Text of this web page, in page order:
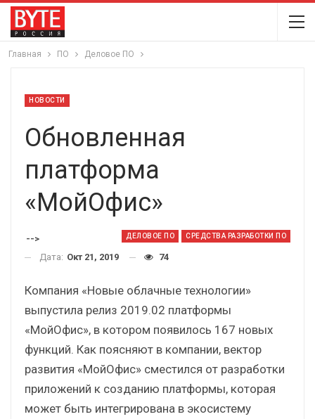
Главная ПО Деловое ПО
НОВОСТИ
Обновленная
платформа
«МойОфис»
ДЕЛОВОЕ ПО СРЕДСТВА РАЗРАБОТКИ ПО
-->
Дата: Окт 21, 2019 74
Компания «Новые облачные технологии»
выпустила релиз 2019.02 платформы
«МойОфис», в котором появилось 167 новых
функций. Как поясняют в компании, вектор
развития «МойОфис» сместился от разработки
приложений к созданию платформы, которая
может быть интегрирована в экосистему